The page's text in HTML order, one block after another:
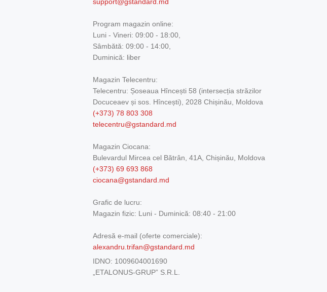
Program magazin online:
Luni - Vineri: 09:00 - 18:00,
Sâmbătă: 09:00 - 14:00,
Duminică: liber
Magazin Telecentru:
Telecentru: Șoseaua Hîncești 58 (intersecția străzilor
Docuceaev și sos. Hîncești), 2028 Chișinău, Moldova
(+373) 78 803 308
telecentru@gstandard.md
Magazin Ciocana:
Bulevardul Mircea cel Bătrân, 41A, Chișinău, Moldova
(+373) 69 693 868
ciocana@gstandard.md
Grafic de lucru:
Magazin fizic: Luni - Duminică: 08:40 - 21:00
Adresă e-mail (oferte comerciale):
alexandru.trifan@gstandard.md
IDNO: 1009604001690
„ETALONUS-GRUP” S.R.L.